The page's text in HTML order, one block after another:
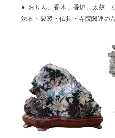
おりん、香木、香炉、太鼓
法衣・袈裟・仏具・寺院関連の